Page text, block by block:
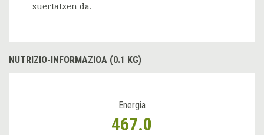
suertatzen da.
NUTRIZIO-INFORMAZIOA (0.1 KG)
Energia
467.0